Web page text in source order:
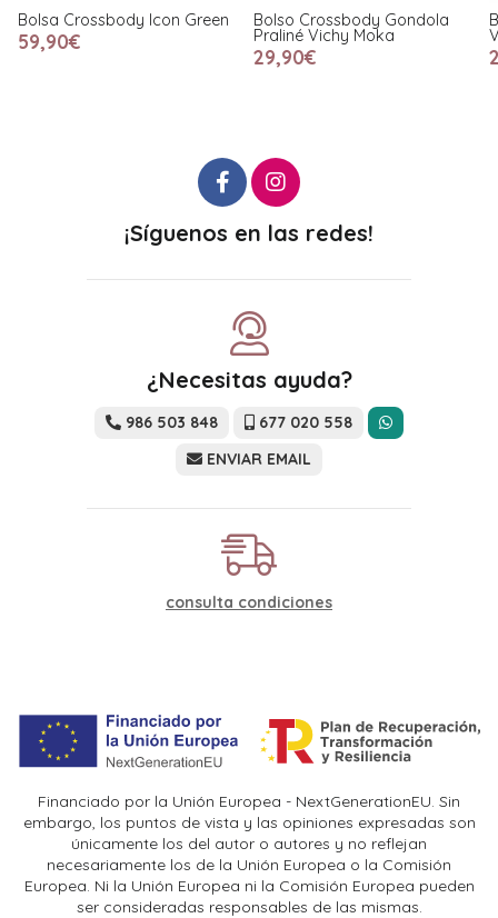
Bolso Crossbody Gondola
Praliné Vichy Moka
29,90€
Bolso Organizador I Love
Vichy Rosa
28,90€
¡Síguenos en las redes!
¿Necesitas ayuda?
986 503 848
677 020 558
ENVIAR EMAIL
consulta condiciones
Financiado por la Unión Europea - NextGenerationEU. Sin
embargo, los puntos de vista y las opiniones expresadas son
únicamente los del autor o autores y no reflejan
necesariamente los de la Unión Europea o la Comisión
Europea. Ni la Unión Europea ni la Comisión Europea pueden
ser consideradas responsables de las mismas.